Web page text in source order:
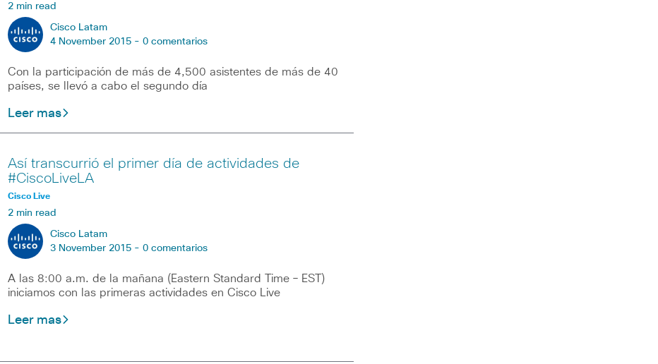
2 min read
Cisco Latam
4 November 2015 - 0 comentarios
Con la participación de más de 4,500 asistentes de más de 40
países, se llevó a cabo el segundo día
Leer mas
Así transcurrió el primer día de actividades de
#CiscoLiveLA
Cisco Live
2 min read
Cisco Latam
3 November 2015 - 0 comentarios
A las 8:00 a.m. de la mañana (Eastern Standard Time – EST)
iniciamos con las primeras actividades en Cisco Live
Leer mas